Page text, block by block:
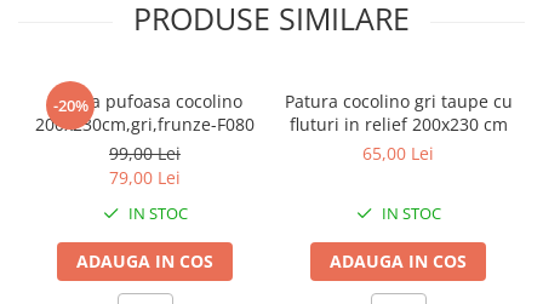
într-un cămin cald și primitor.
PRODUSE SIMILARE
-20%
Patura pufoasa cocolino
200x230cm,gri,frunze-F080
99,00 Lei
79,00 Lei
IN STOC
ADAUGA IN COS
Patura cocolino gri taupe cu
fluturi in relief 200x230 cm
65,00 Lei
IN STOC
ADAUGA IN COS